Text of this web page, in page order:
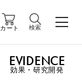
カート 検索
EVIDENCE
効果・研究開発